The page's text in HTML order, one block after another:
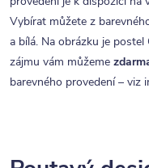
Vybírat můžete z
a bílá. Na obrázku je
zájmu vám můžeme
barevného provedení – viz